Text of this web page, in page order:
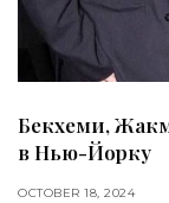
Бекхеми,
в Нью-Йорку
OCTOBER 18, 2024